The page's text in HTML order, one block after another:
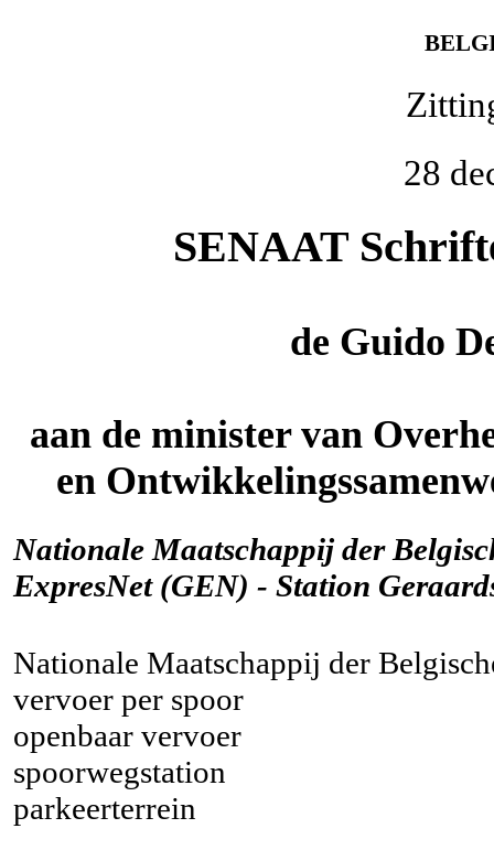
28
SENAAT
de Guido
aan de minister van
en
Nationale Maatschappij der
ExpresNet (GEN) - Station
Nationale Maatschappij der
vervoer per spoor
openbaar vervoer
spoorwegstation
parkeerterrein